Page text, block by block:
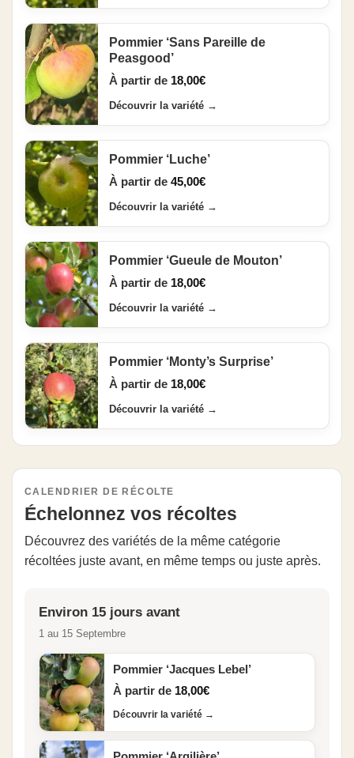
Pommier ‘Sans Pareille de
Peasgood’
À partir de 18,00€
Découvrir la variété →
Pommier ‘Luche’
À partir de 45,00€
Découvrir la variété →
Pommier ‘Gueule de Mouton’
À partir de 18,00€
Découvrir la variété →
Pommier ‘Monty’s Surprise’
À partir de 18,00€
Découvrir la variété →
CALENDRIER DE RÉCOLTE
Échelonnez vos récoltes
Découvrez des variétés de la même catégorie
récoltées juste avant, en même temps ou juste après.
Environ 15 jours avant
1 au 15 Septembre
Pommier ‘Jacques Lebel’
À partir de 18,00€
Découvrir la variété →